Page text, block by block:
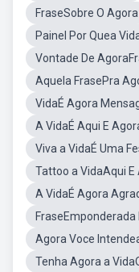
FraseSobre O Agora
Painel Por Quea
Vontade De
Aquela FrasePra
VidaÉ Agora
A VidaÉ Aqui E
Viva a VidaÉ Uma
Tattoo a VidaAqui E
A VidaÉ Agora
FraseEmponderada
Agora Voce
Tenha Agora a